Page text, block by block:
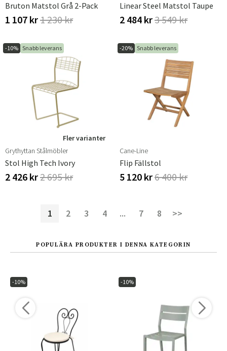
Bruton Matstol Grå 2-Pack
1 107 kr1 230 kr
Linear Steel Matstol Taupe
2 484 kr3 549 kr
-10% Snabb leverans
Fler varianter
Grythyttan Stålmöbler
Stol High Tech Ivory
2 426 kr2 695 kr
-20% Snabb leverans
Cane-Line
Flip Fällstol
5 120 kr6 400 kr
1 2 3 4 ... 7 8 >>
POPULÄRA PRODUKTER I DENNA KATEGORIN
-10% -10%